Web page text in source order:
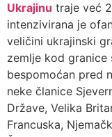
Ukrajinu traje već
intenzivirana je
veličini ukrajinski
zemlje kod granice
bespomoćan pred
neke članice
Države, Velika
Francuska,